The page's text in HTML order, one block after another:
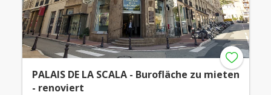
PALAIS DE LA SCALA - Burofläche zu mieten
- renoviert